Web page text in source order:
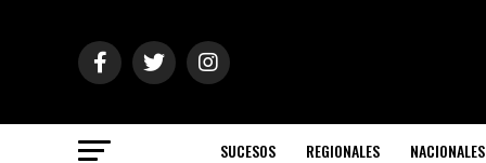
SUCESOS REGIONALES NACIONALES